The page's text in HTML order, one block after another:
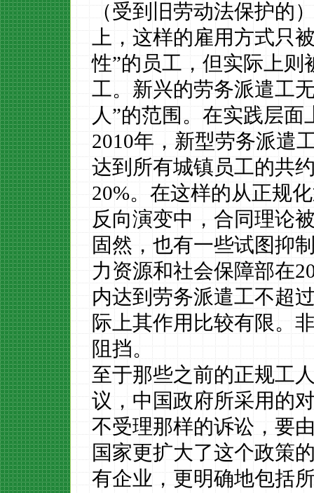
（受到旧劳动法保护的
上，这样的雇用方式只
性”的员工，但实际上
工。新兴的劳务派遣工
人”的范围。在实践层面
2010年，新型劳务派遣
达到所有城镇员工的共
20%。在这样的从正规
反向演变中，合同理论
固然，也有一些试图抑
力资源和社会保障部在
内达到劳务派遣工不超
际上其作用比较有限。
阻挡。
至于那些之前的正规工
议，中国政府所采用的
不受理那样的诉讼，要
国家更扩大了这个政策
有企业，更明确地包括